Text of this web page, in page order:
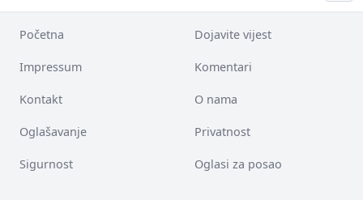
Početna Dojavite vijest
Impressum Komentari
Kontakt O nama
Oglašavanje Privatnost
Sigurnost Oglasi za posao